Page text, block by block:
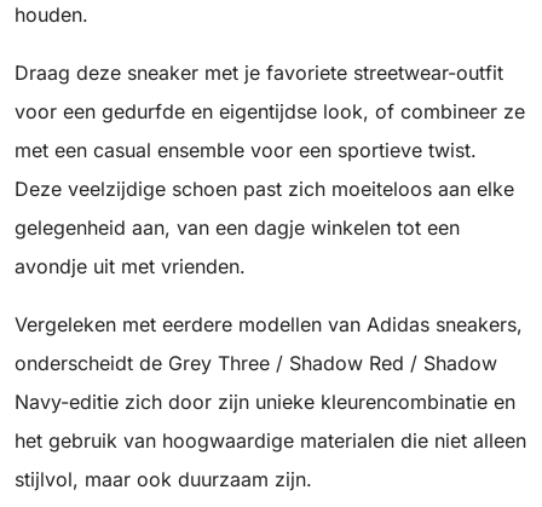
houden.
Draag deze sneaker met je favoriete streetwear-outfit
voor een gedurfde en eigentijdse look, of combineer ze
met een casual ensemble voor een sportieve twist.
Deze veelzijdige schoen past zich moeiteloos aan elke
gelegenheid aan, van een dagje winkelen tot een
avondje uit met vrienden.
Vergeleken met eerdere modellen van Adidas sneakers,
onderscheidt de Grey Three / Shadow Red / Shadow
Navy-editie zich door zijn unieke kleurencombinatie en
het gebruik van hoogwaardige materialen die niet alleen
stijlvol, maar ook duurzaam zijn.